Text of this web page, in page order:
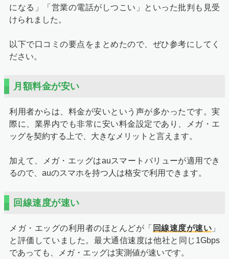
になる」「営業の電話がしつこい」といった批判も見受
けられました。
以下で口コミの要点をまとめたので、ぜひ参考にしてく
ださい。
月額料金が安い
利用者からは、料金が安いという声が多かったです。実
際に、業界内でも非常に安い料金設定であり、メガ・エ
ッグを契約する上で、大きなメリットと言えます。
加えて、メガ・エッグはauスマートバリューが適用でき
るので、auのスマホを持つ人は格安で利用できます。
回線速度が速い
メガ・エッグの利用者のほとんどが「 回線速度が速い 」
と評価していました。最大通信速度は他社と同じ1Gbps
であっても、メガ・エッグは実測値が速いです。